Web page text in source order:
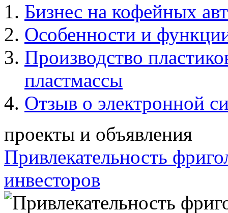
Бизнес на кофейных
Особенности и
Производство
пластмассы
Отзыв о электронной
проекты и объявления
Привлекательность
инвесторов